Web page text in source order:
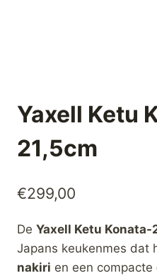
Yaxell Ketu
21,5cm
€299,00
De Yaxell Ketu Konata-
Japans keukenmes dat
nakiri en een compacte